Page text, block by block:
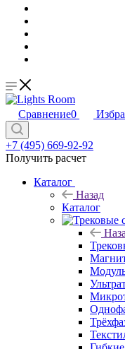
Сравнение0
+7 (495) 669-92-92
Получить расчет
Каталог
Назад
Каталог